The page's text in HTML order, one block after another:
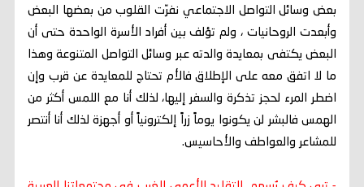
بعض وسائل التواصل الاجتماعي نفرّت القلوب من بعضها البعض
وأبعدت الروحانيات ، ولم تؤلف بين أفراد الأسرة الواحدة حتى أن
البعض يكتفى بمعايدة والدته عبر وسائل التواصل المتنوعة وهذا
ما لا اتفق معه على الإطلاق فالأم تحتاج للمعايدة عن قرب وإن
اضطر المرء لحجز تذكرة والسفر إليها، لذلك أنا مع اللمس أكثر من
الهمس فالبشر لن يكونوا يوماً زراً إلكترونياً أو أجهزة لذلك أنا أنتصر
للمشاعر والعواطف والأحاسيس.